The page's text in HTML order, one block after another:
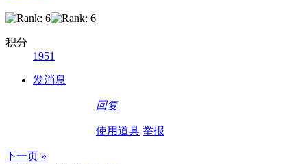
积分
1951
发消息
回复
使用道具 举报
下一页 »